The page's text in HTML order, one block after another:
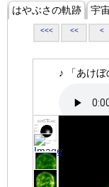
はやぶさの軌跡 宇
<<< << <
♪ 「あけぼ